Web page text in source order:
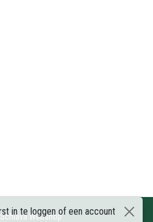
in te loggen of een account
Schiava Webshop